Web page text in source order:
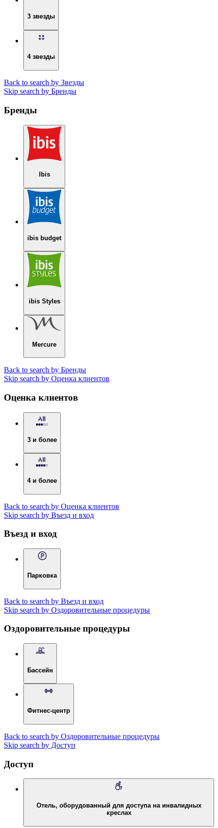
3 звезды
4 звезды
Back to search by Звезды
Skip search by Бренды
Бренды
Ibis
ibis budget
ibis Styles
Mercure
Back to search by Бренды
Skip search by Оценка клиентов
Оценка клиентов
3 и более
4 и более
Back to search by Оценка клиентов
Skip search by Въезд и вход
Въезд и вход
Парковка
Back to search by Въезд и вход
Skip search by Оздоровительные процедуры
Оздоровительные процедуры
Бассейн
Фитнес-центр
Back to search by Оздоровительные процедуры
Skip search by Доступ
Доступ
Отель, оборудованный для доступа на инвалидных
креслах